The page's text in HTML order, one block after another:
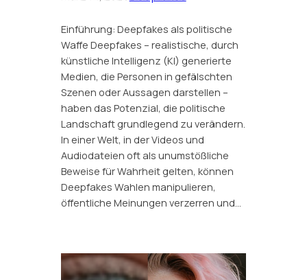
Einführung: Deepfakes als politische
Waffe Deepfakes – realistische, durch
künstliche Intelligenz (KI) generierte
Medien, die Personen in gefälschten
Szenen oder Aussagen darstellen –
haben das Potenzial, die politische
Landschaft grundlegend zu verändern.
In einer Welt, in der Videos und
Audiodateien oft als unumstößliche
Beweise für Wahrheit gelten, können
Deepfakes Wahlen manipulieren,
öffentliche Meinungen verzerren und…